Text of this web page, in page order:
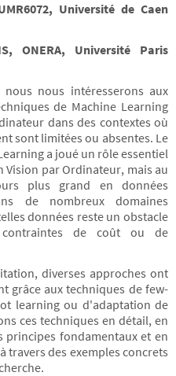
Université de Caen
ONERA, Université Paris
nous intéresserons aux
de Machine Learning
dans des contextes où
sont limitées ou absentes. Le
a joué un rôle essentiel
Vision par Ordinateur, mais au
plus grand en données
de nombreux domaines
données reste un obstacle
de coût ou de
diverses approches ont
grâce aux techniques de few-
learning ou d'adaptation de
ces techniques en détail, en
principes fondamentaux et en
des exemples concrets